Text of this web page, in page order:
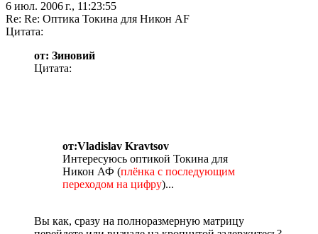
6 июл. 2006 г., 11:23:55
Re: Re: Оптика Токина для Никон AF
Цитата:
от: Зиновий
Цитата:
от:Vladislav Kravtsov
Интересуюсь оптикой Токина для
Никон АФ (плёнка с последующим
переходом на цифру)...
Вы как, сразу на полноразмерную матрицу